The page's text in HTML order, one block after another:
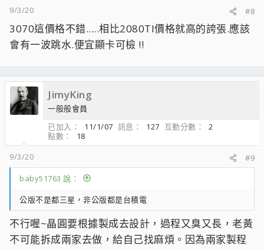
9/3/20 #8
3070這價格不錯.....相比2080TI價格就高的誇張.應該
會有一波跳水.便宜顯卡可檢 !!
JimyKing
一般般會員
已加入
11/1/07 訊息 127 互動分數
2
點數
18
9/3/20
#9
baby51763 說：
公版不是都三星，非公版都是台積電
不行喔~晶圓要根據製成去設計，過程又臭又長，老黃
不可能拆成兩家去做，給自己找麻煩。因為兩家製程